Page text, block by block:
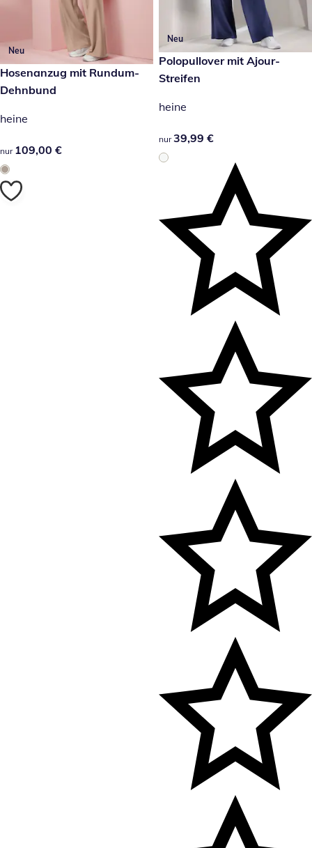
Neu
109,00 €
Hosenanzug mit Rundum-
Dehnbund
heine
109,00 €
nur 109,00 €
Neu
39,99 €
Polopullover mit Ajour-
Streifen
heine
39,99 €
nur 39,99 €